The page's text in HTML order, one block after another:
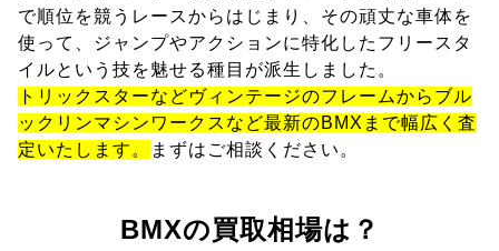
で順位を競うレースからはじまり、その頑丈な車体を
使って、ジャンプやアクションに特化したフリースタ
イルという技を魅せる種目が派生しました。
トリックスターなどヴィンテージのフレームからブル
ックリンマシンワークスなど最新のBMXまで幅広く査
定いたします。
まずはご相談ください。
BMXの買取相場は？